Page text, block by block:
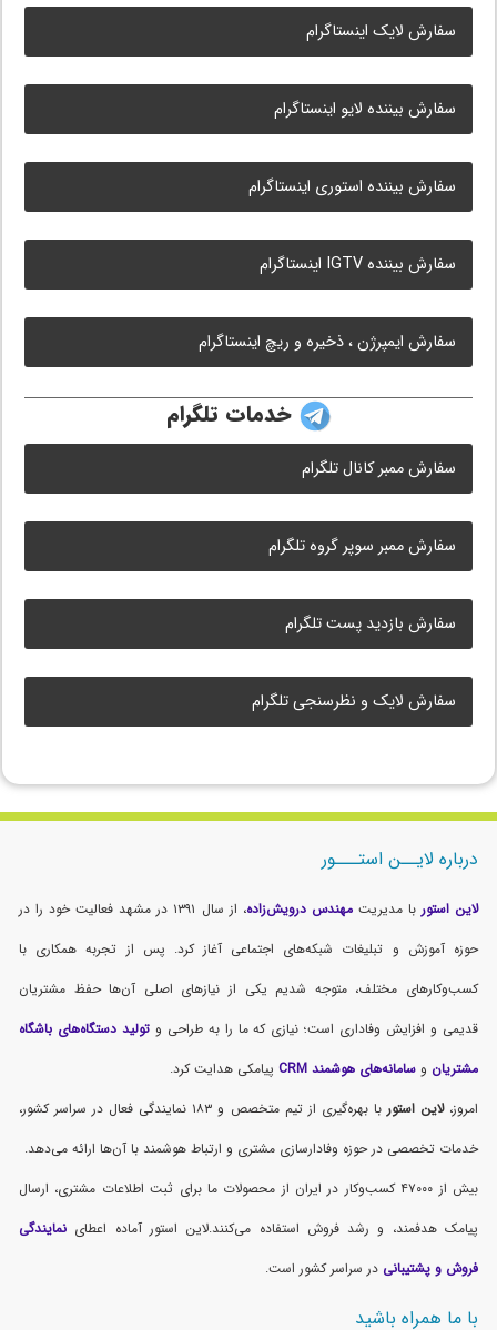
سفارش لایک اینستاگرام
سفارش بیننده لایو اینستاگرام
سفارش بیننده استوری اینستاگرام
سفارش بیننده IGTV اینستاگرام
سفارش ایمپرژن ، ذخیره و ریچ اینستاگرام
خدمات تلگرام
سفارش ممبر کانال تلگرام
سفارش ممبر سوپر گروه تلگرام
سفارش بازدید پست تلگرام
سفارش لایک و نظرسنجی تلگرام